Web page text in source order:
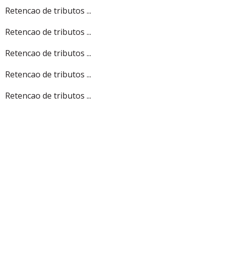
Retencao de tributos ...
Retencao de tributos ...
Retencao de tributos ...
Retencao de tributos ...
Retencao de tributos ...